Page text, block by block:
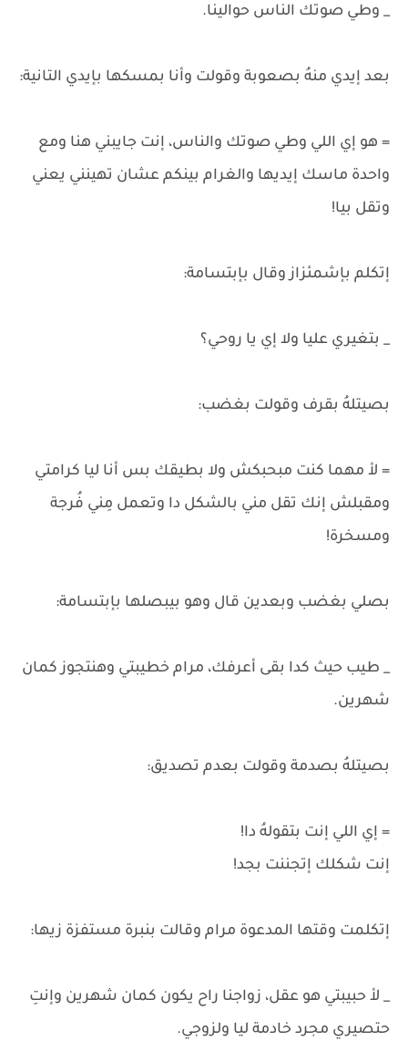
_ وطي صوتك الناس حوالينا.
بعد إيدي منهُ بصعوبة وقولت وأنا بمسكها بإيدي التانية:
= هو إي اللي وطي صوتك والناس، إنت جايبني هنا ومع
واحدة ماسك إيديها والغرام بينكم عشان تهينني يعني
وتقل بيا!
إتكلم بإشمئزاز وقال بإبتسامة:
_ بتغيري عليا ولا إي يا روحي؟
بصيتلهُ بقرف وقولت بغضب:
= لأ مهما كنت مبحبكش ولا بطيقك بس أنا ليا كرامتي
ومقبلش إنك تقل مني بالشكل دا وتعمل مِني فُرجة
ومسخرة!
بصلي بغضب وبعدين قال وهو بيبصلها بإبتسامة:
_ طيب حيث كدا بقى أعرفك، مرام خطيبتي وهنتجوز كمان
شهرين.
بصيتلهُ بصدمة وقولت بعدم تصديق:
= إي اللي إنت بتقولهُ دا!
إنت شكلك إتجننت بجد!
إتكلمت وقتها المدعوة مرام وقالت بنبرة مستفزة زيها:
_ لأ حبيبتي هو عقل، زواجنا راح يكون كمان شهرين وإنتِ
حتصيري مجرد خادمة ليا ولزوجي.